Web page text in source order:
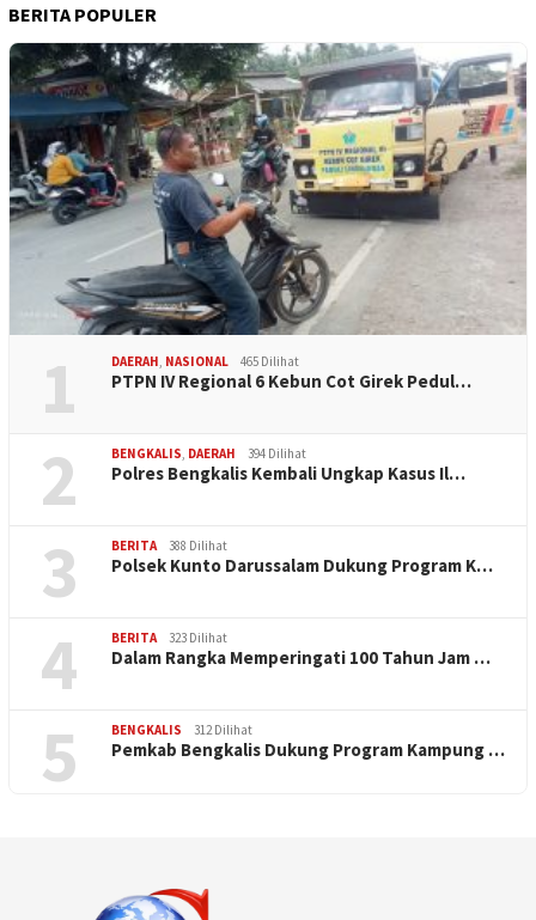
BERITA POPULER
1 DAERAH, NASIONAL 465 Dilihat
PTPN IV Regional 6 Kebun Cot Girek Pedul…
2 BENGKALIS, DAERAH 394 Dilihat
Polres Bengkalis Kembali Ungkap Kasus Il…
3 BERITA 388 Dilihat
Polsek Kunto Darussalam Dukung Program K…
4 BERITA 323 Dilihat
Dalam Rangka Memperingati 100 Tahun Jam …
5 BENGKALIS 312 Dilihat
Pemkab Bengkalis Dukung Program Kampung …